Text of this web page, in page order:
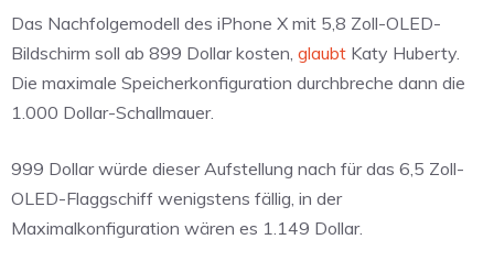
Das Nachfolgemodell des iPhone X mit 5,8 Zoll-OLED-
Bildschirm soll ab 899 Dollar kosten, glaubt Katy Huberty.
Die maximale Speicherkonfiguration durchbreche dann die
1.000 Dollar-Schallmauer.
999 Dollar würde dieser Aufstellung nach für das 6,5 Zoll-
OLED-Flaggschiff wenigstens fällig, in der
Maximalkonfiguration wären es 1.149 Dollar.